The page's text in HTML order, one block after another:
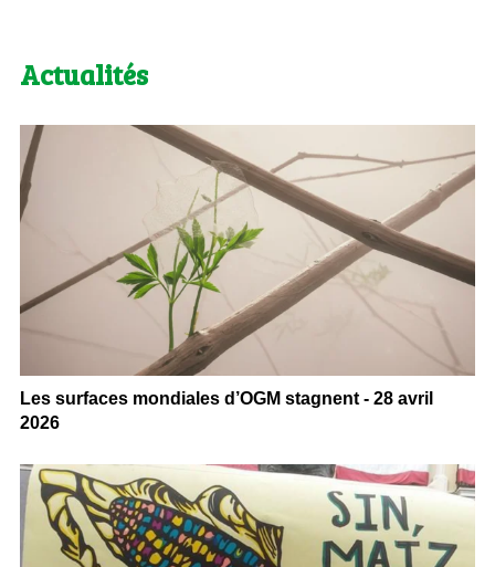
Actualités
Les surfaces mondiales d’OGM stagnent - 28 avril
2026